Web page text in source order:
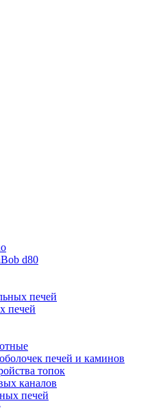
d80
печей
печей
печей и каминов
топок
каналов
печей